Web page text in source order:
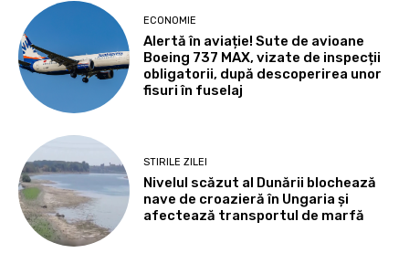
ECONOMIE
Alertă în aviație! Sute de avioane
Boeing 737 MAX, vizate de inspecții
obligatorii, după descoperirea unor
fisuri în fuselaj
STIRILE ZILEI
Nivelul scăzut al Dunării blochează
nave de croazieră în Ungaria și
afectează transportul de marfă